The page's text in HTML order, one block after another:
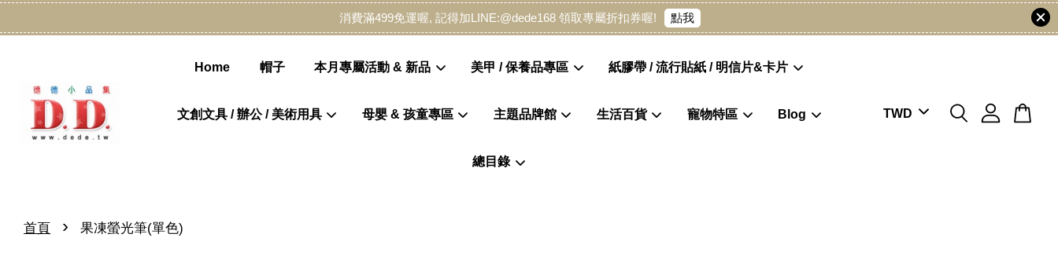
消費滿499免運喔, 記得加LINE:@dede168 領取專屬折扣券喔! 點我
Home 帽子 本月專屬活動 & 新品 美甲 / 保養品專區 紙膠帶 / 流行貼紙 / 明信片&卡片
文創文具 / 辦公 / 美術用具 母嬰 & 孩童專區 主題品牌館 生活百貨 寵物特區 Blog
總目錄
首頁 › 果凍螢光筆(單色)